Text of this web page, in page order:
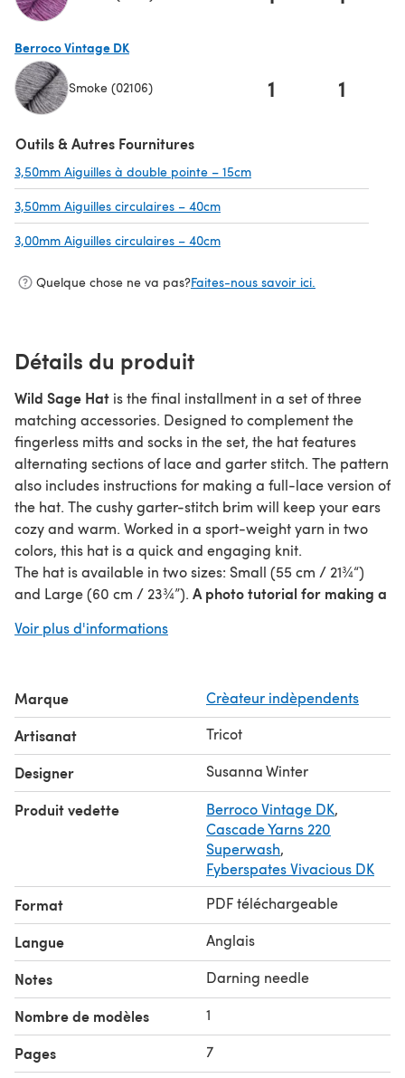
Berroco Vintage DK
Smoke (02106) 1 1
Outils & Autres Fournitures
3,50mm Aiguilles à double pointe – 15cm
3,50mm Aiguilles circulaires – 40cm
3,00mm Aiguilles circulaires – 40cm
Quelque chose ne va pas?Faites-nous savoir ici.
Détails du produit
Wild Sage Hat is the final installment in a set of three
matching accessories. Designed to complement the
fingerless mitts and socks in the set, the hat features
alternating sections of lace and garter stitch. The pattern
also includes instructions for making a full-lace version of
the hat. The cushy garter-stitch brim will keep your ears
cozy and warm. Worked in a sport-weight yarn in two
colors, this hat is a quick and engaging knit.
The hat is available in two sizes: Small (55 cm / 21¾“)
and Large (60 cm / 23¾”). A photo tutorial for making a
pattern.
both metric and US terminology. Both written and
charted instructions are given for the lace pattern.
Gauge: 20 sts x 32 rnds = 4" in lace pattern, blocked.
Share your project on Instagram with the hashtags
#wildsagehatand#talviknits.
Voir plus d'informations
Marque Crèateur indèpendents
Artisanat Tricot
Designer Susanna Winter
Produit vedette Berroco Vintage DK,
Cascade Yarns 220
Superwash,
Fyberspates Vivacious DK
Format PDF téléchargeable
Langue Anglais
Notes Darning needle
Nombre de modèles 1
Pages 7